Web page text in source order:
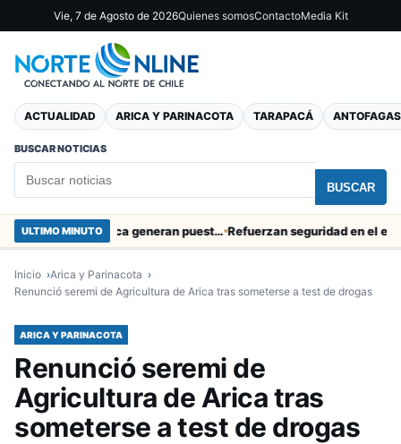
Vie, 7 de Agosto de 2026Quienes somosContactoMedia Kit
ACTUALIDAD ARICA Y PARINACOTA TARAPACÁ
BUSCAR NOTICIAS
BUSCAR
ULTIMO MINUTO Obras de Aguas del Altiplano en Arica generan puestos de trabajo Refuerzan seguridad en el entorno
Inicio
Arica y Parinacota
Renunció seremi de Agricultura de Arica tras someterse a test de drogas
ARICA Y PARINACOTA
Renunció seremi de
Agricultura de Arica tras
someterse a test de drogas